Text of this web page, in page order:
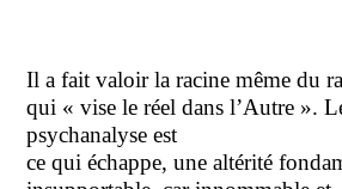
Il a fait valoir la racine même du
qui « vise le réel dans l’Autre ».
psychanalyse est
ce qui échappe, une altérité